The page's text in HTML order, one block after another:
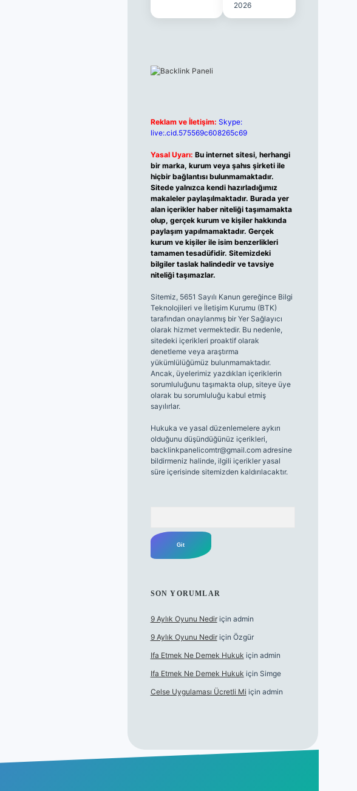
2026
Reklam ve İletişim: Skype:
live:.cid.575569c608265c69
Yasal Uyarı: Bu internet sitesi, herhangi
bir marka, kurum veya şahıs şirketi ile
hiçbir bağlantısı bulunmamaktadır.
Sitede yalnızca kendi hazırladığımız
makaleler paylaşılmaktadır. Burada yer
alan içerikler haber niteliği taşımamakta
olup, gerçek kurum ve kişiler hakkında
paylaşım yapılmamaktadır. Gerçek
kurum ve kişiler ile isim benzerlikleri
tamamen tesadüfidir. Sitemizdeki
bilgiler taslak halindedir ve tavsiye
niteliği taşımazlar.
Sitemiz, 5651 Sayılı Kanun gereğince Bilgi
Teknolojileri ve İletişim Kurumu (BTK)
tarafından onaylanmış bir Yer Sağlayıcı
olarak hizmet vermektedir. Bu nedenle,
sitedeki içerikleri proaktif olarak
denetleme veya araştırma
yükümlülüğümüz bulunmamaktadır.
Ancak, üyelerimiz yazdıkları içeriklerin
sorumluluğunu taşımakta olup, siteye üye
olarak bu sorumluluğu kabul etmiş
sayılırlar.
Hukuka ve yasal düzenlemelere aykırı
olduğunu düşündüğünüz içerikleri,
backlinkpanelicomtr@gmail.comadresine
bildirmeniz halinde, ilgili içerikler yasal
süre içerisinde sitemizden kaldırılacaktır.
SON YORUMLAR
9 Aylık Oyunu Nediriçin admin
9 Aylık Oyunu Nediriçin Özgür
Ifa Etmek Ne Demek Hukuk için admin
Ifa Etmek Ne Demek Hukuk için Simge
Celse Uygulaması Ücretli Mi için admin